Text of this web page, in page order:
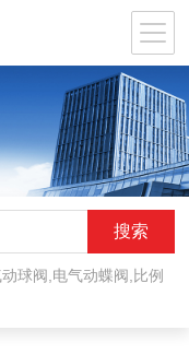
球阀,电气动蝶阀,比例